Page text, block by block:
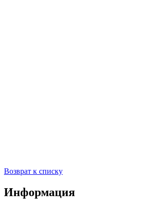
Возврат к списку
Информация